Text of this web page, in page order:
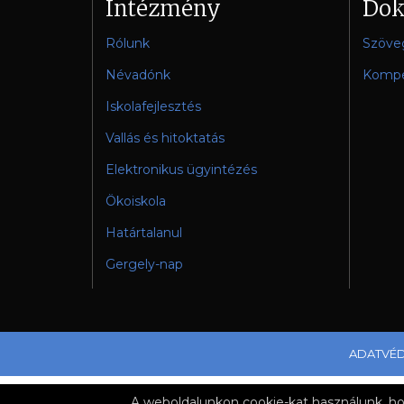
Intézmény
Rólunk
Névadónk
Iskolafejlesztés
Vallás és hitoktatás
Elektronikus ügyintézés
Ökoiskola
Határtalanul
Gergely-nap
Copyright © 2019 Kárpáti János Általános Iskola